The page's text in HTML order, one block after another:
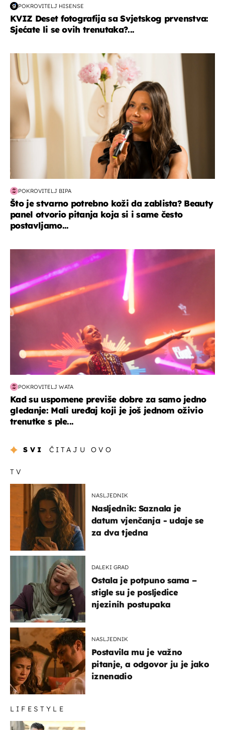
POKROVITELJ HISENSE
KVIZ Deset fotografija sa Svjetskog prvenstva:
Sjećate li se ovih trenutaka?...
moda & ljepota
POKROVITELJ BIPA
Što je stvarno potrebno koži da zablista? Beauty
panel otvorio pitanja koja si i same često
postavljamo...
POKROVITELJ WATA
Kad su uspomene previše dobre za samo jedno
gledanje: Mali uređaj koji je još jednom oživio
trenutke s ple...
SVI ČITAJU OVO
TV
NASLJEDNIK
Nasljednik: Saznala je
datum vjenčanja - udaje se
za dva tjedna
DALEKI GRAD
Ostala je potpuno sama –
stigle su je posljedice
njezinih postupaka
NASLJEDNIK
Postavila mu je važno
pitanje, a odgovor ju je jako
iznenadio
LIFESTYLE